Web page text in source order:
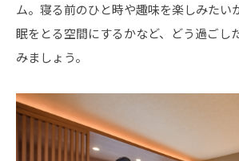
ム。寝る前のひと時や趣味を楽しみたい
眠をとる空間にするかなど、どう過ごし
みましょう。